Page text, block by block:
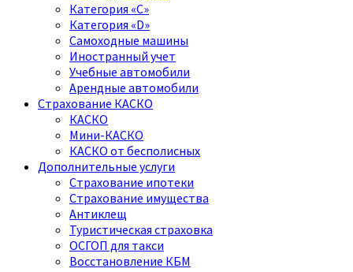
Категория «C»
Категория «D»
Самоходные машины
Иностранный учет
Учебные автомобили
Арендные автомобили
Страхование КАСКО
КАСКО
Мини-КАСКО
КАСКО от бесполисных
Дополнительные услуги
Страхование ипотеки
Страхование имущества
Антиклещ
Туристическая страховка
ОСГОП для такси
Восстановление КБМ